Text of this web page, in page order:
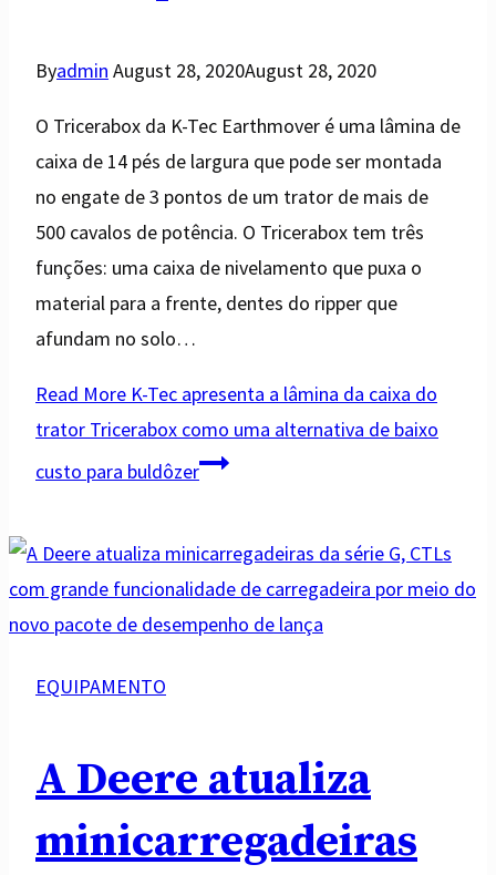
Byadmin August 28, 2020August 28, 2020
O Tricerabox da K-Tec Earthmover é uma lâmina de
caixa de 14 pés de largura que pode ser montada
no engate de 3 pontos de um trator de mais de
500 cavalos de potência. O Tricerabox tem três
funções: uma caixa de nivelamento que puxa o
material para a frente, dentes do ripper que
afundam no solo…
Read More K-Tec apresenta a lâmina da caixa do
trator Tricerabox como uma alternativa de baixo
custo para buldôzer
EQUIPAMENTO
A Deere atualiza
minicarregadeiras